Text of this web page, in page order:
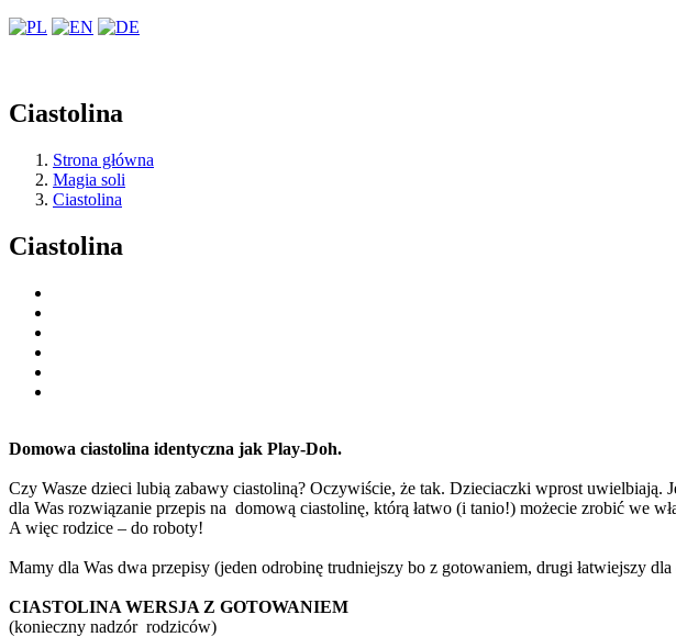
Ciastolina
Strona główna
Magia soli
Ciastolina
Ciastolina
Domowa ciastolina identyczna jak Play-Doh.
Czy Wasze dzieci lubią zabawy ciastoliną? Oczywiście, że tak. Dzieciaczki wprost
dla Was rozwiązanie przepis na domową ciastolinę, którą łatwo (i tanio!) możecie zrobić we
A więc rodzice – do roboty!
Mamy dla Was dwa przepisy (jeden odrobinę trudniejszy bo z gotowaniem, drugi łatwiejszy
CIASTOLINA WERSJA Z GOTOWANIEM
(konieczny nadzór rodziców)